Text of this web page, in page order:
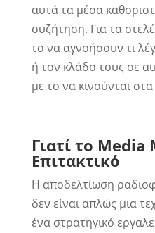
αυτά τα μέσα
συζήτηση. Για τα
το να αγνοήσουν τι
ή τον κλάδο τους σε
με το να κινούνται
Γιατί το Media
Επιτακτικό
Η αποδελτίωση
δεν είναι απλώς μια
ένα στρατηγικό